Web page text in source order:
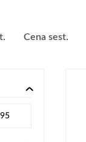
Cena sest.